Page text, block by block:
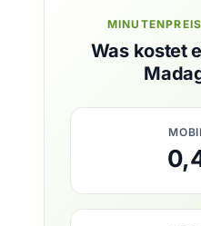
Was kostet